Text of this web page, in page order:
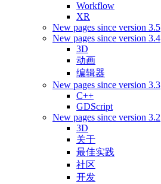
Workflow
XR
New pages since version 3.5
New pages since version 3.4
3D
动画
编辑器
New pages since version 3.3
C++
GDScript
New pages since version 3.2
3D
关于
最佳实践
社区
开发